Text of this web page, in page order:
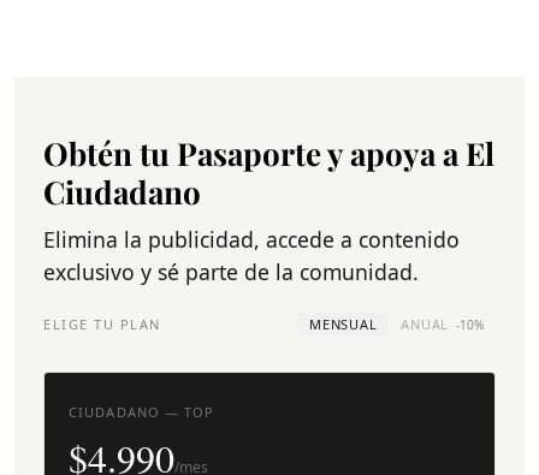
Obtén tu Pasaporte y apoya a El
Ciudadano
Elimina la publicidad, accede a contenido
exclusivo y sé parte de la comunidad.
ELIGE TU PLAN MENSUAL ANUAL -10%
CIUDADANO — TOP
$4.990/mes